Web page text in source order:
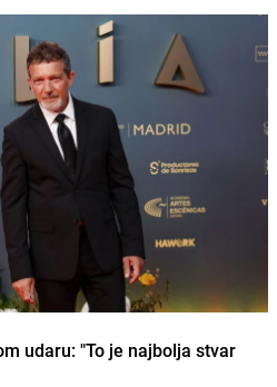
udaru: "To je najbolja stvar